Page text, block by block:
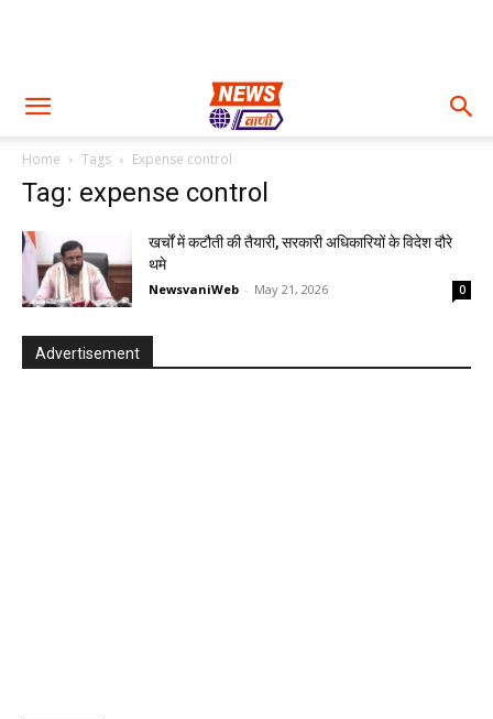
Home Tags Expense control
Tag: expense control
खर्चों में कटौती की तैयारी, सरकारी अधिकारियों के विदेश दौरे
थमे
NewsvaniWeb - May 21, 2026 0
Advertisement